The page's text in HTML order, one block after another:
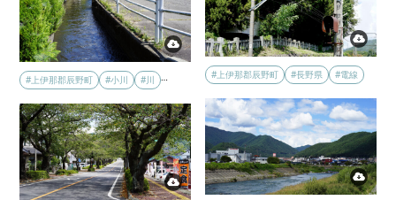
#上伊那郡辰野町 #長野県 #電線
#上伊那郡辰野町 #小川 #川